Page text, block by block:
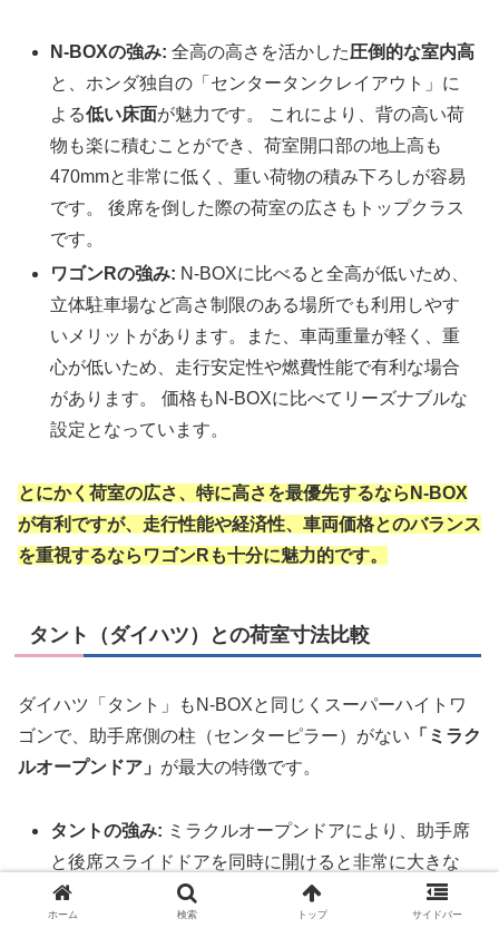
N-BOXの強み: 全高の高さを活かした圧倒的な室内高
と、ホンダ独自の「センタータンクレイアウト」に
よる低い床面が魅力です。 これにより、背の高い荷
物も楽に積むことができ、荷室開口部の地上高も
470mmと非常に低く、重い荷物の積み下ろしが容易
です。 後席を倒した際の荷室の広さもトップクラス
です。
ワゴンRの強み: N-BOXに比べると全高が低いため、
立体駐車場など高さ制限のある場所でも利用しやす
いメリットがあります。また、車両重量が軽く、重
心が低いため、走行安定性や燃費性能で有利な場合
があります。 価格もN-BOXに比べてリーズナブルな
設定となっています。
とにかく荷室の広さ、特に高さを最優先するならN-BOX
が有利ですが、走行性能や経済性、車両価格とのバランス
を重視するならワゴンRも十分に魅力的です。
タント（ダイハツ）との荷室寸法比較
ダイハツ「タント」もN-BOXと同じくスーパーハイトワ
ゴンで、助手席側の柱（センターピラー）がない 「ミラク
ルオープンドア」 が最大の特徴です。
タントの強み: ミラクルオープンドアにより、助手席
と後席スライドドアを同時に開けると非常に大きな
開口部が生まれます。 これにより、人の乗り降りは
もちろん、側面から大きな荷物を積み込む際に非常
ホーム 検索 トップ サイドバー